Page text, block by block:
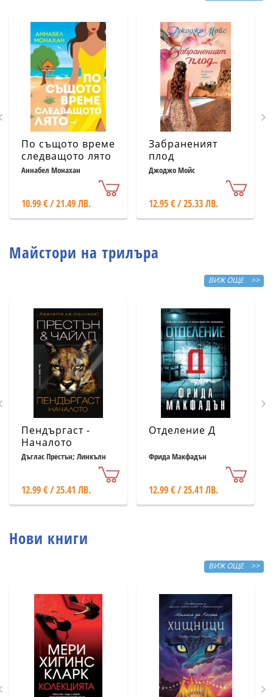
По същото време
следващото лято
Аннабел Монахан
10.99 € / 21.49 ЛВ.
Забраненият
плод
Джоджо Мойс
12.95 € / 25.33 ЛВ.
Майстори на трилъра
ВИЖ ОЩЕ >>
Пендъргаст -
Началото
Дъглас Престън; Линкълн
12.99 € / 25.41 ЛВ.
Отделение Д
Фрида Макфадън
12.99 € / 25.41 ЛВ.
Нови книги
ВИЖ ОЩЕ >>